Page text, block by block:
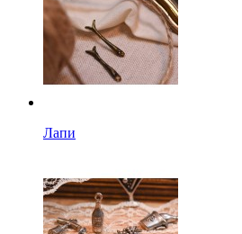
Лапи